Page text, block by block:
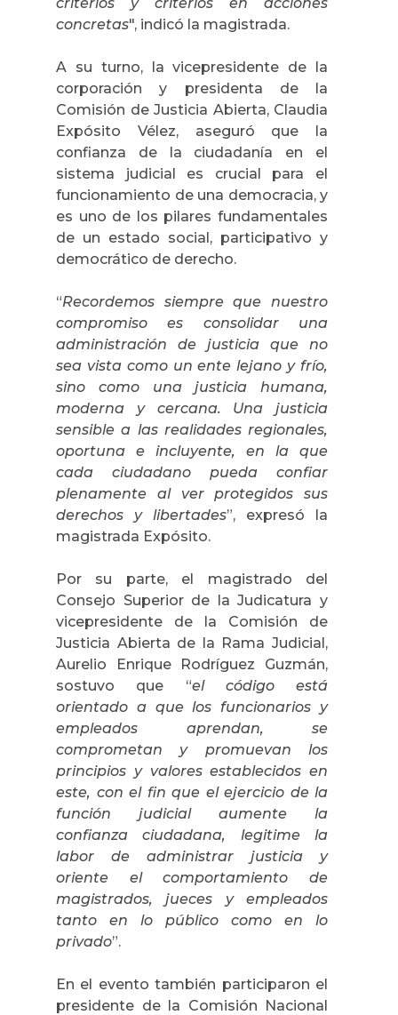
concretas", indicó la magistrada.
A su turno, la vicepresidente de la
corporación y presidenta de la
Comisión de Justicia Abierta, Claudia
Expósito Vélez, aseguró que la
confianza de la ciudadanía en el
sistema judicial es crucial para el
funcionamiento de una democracia, y
es uno de los pilares fundamentales
de un estado social, participativo y
democrático de derecho.
“Recordemos siempre que nuestro
compromiso es consolidar una
administración de justicia que no
sea vista como un ente lejano y frío,
sino como una justicia humana,
moderna y cercana. Una justicia
sensible a las realidades regionales,
oportuna e incluyente, en la que
cada ciudadano pueda confiar
plenamente al ver protegidos sus
derechos y libertades”, expresó la
magistrada Expósito.
Por su parte, el magistrado del
Consejo Superior de la Judicatura y
vicepresidente de la Comisión de
Justicia Abierta de la Rama Judicial,
Aurelio Enrique Rodríguez Guzmán,
sostuvo que “el código está
orientado a que los funcionarios y
empleados aprendan, se
comprometan y promuevan los
principios y valores establecidos en
este, con el fin que el ejercicio de la
función judicial aumente la
confianza ciudadana, legitime la
labor de administrar justicia y
oriente el comportamiento de
magistrados, jueces y empleados
tanto en lo público como en lo
privado”.
En el evento también participaron el
presidente de la Comisión Nacional